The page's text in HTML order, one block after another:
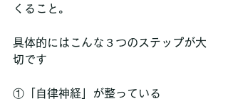
くること。
具体的にはこんな３つのステップが大
切です
①「自律神経」が整っている